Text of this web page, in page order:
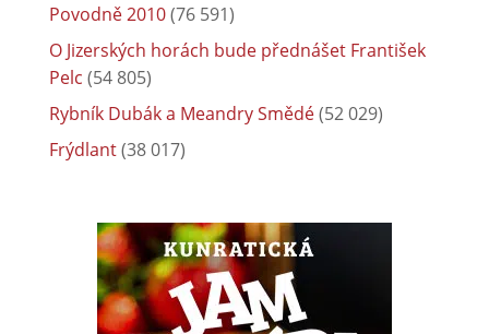
Povodně 2010(76 591)
O Jizerských horách bude přednášet František
Pelc (54 805)
Rybník Dubák a Meandry Smědé(52 029)
Frýdlant(38 017)